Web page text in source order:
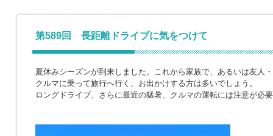
第589回 長距離ドライブに気をつけて
夏休みシーズンが到来しました。これから家族で、あるいは友人
クルマに乗って旅行へ行く、お出かけする方は多いでしょう。
ロングドライブ、さらに最近の猛暑、クルマの運転には注意が必